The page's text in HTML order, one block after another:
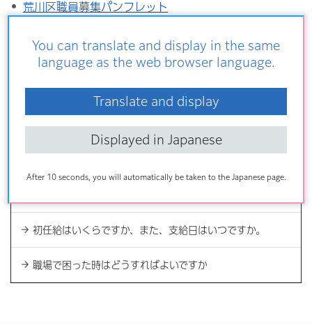
You can translate and display in the same
language as the web browser language.
Translate and display
Displayed in Japanese
After 10 seconds, you will automatically be taken to the Japanese page.
荒川区職員募集パンフレット
職員採用情報Q&A
勤務時間や休暇について教えてください。
初任給はいくらですか、また、支給日はいつですか。
職場で困った時はどうすればよいですか